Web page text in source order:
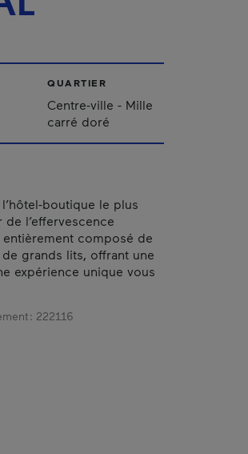
QUARTIER
Centre-ville - Mille
carré doré
boutique le plus
l’effervescence
composé de
grands lits, offrant une
expérience unique vous
: 222116